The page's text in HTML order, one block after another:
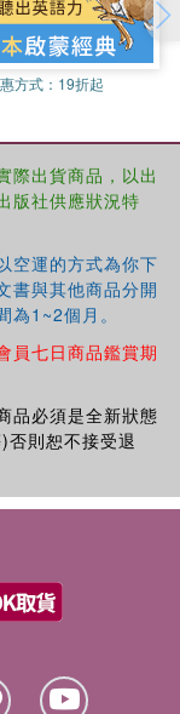
方式： 19折起
際出貨商品，以出
版社供應狀況特
空運的方式為你下
書與其他商品分開
1~2個月。
員七日商品鑑賞期
品必須是全新狀態
否則恕不接受退